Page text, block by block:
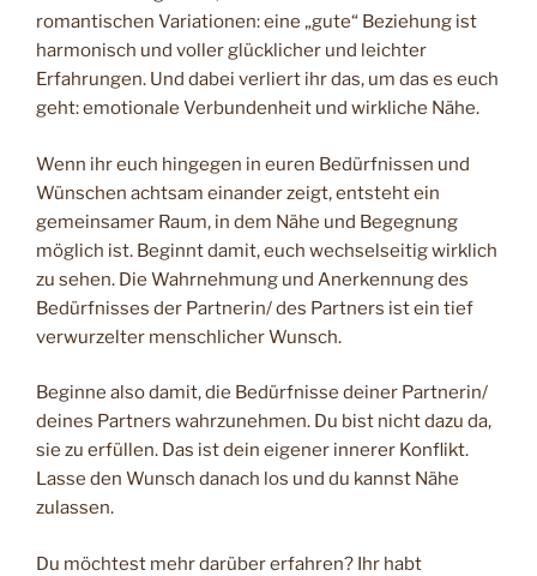
romantischen Variationen: eine „gute“ Beziehung ist
harmonisch und voller glücklicher und leichter
Erfahrungen. Und dabei verliert ihr das, um das es euch
geht: emotionale Verbundenheit und wirkliche Nähe.
Wenn ihr euch hingegen in euren Bedürfnissen und
Wünschen achtsam einander zeigt, entsteht ein
gemeinsamer Raum, in dem Nähe und Begegnung
möglich ist. Beginnt damit, euch wechselseitig wirklich
zu sehen. Die Wahrnehmung und Anerkennung des
Bedürfnisses der Partnerin/ des Partners ist ein tief
verwurzelter menschlicher Wunsch.
Beginne also damit, die Bedürfnisse deiner Partnerin/
deines Partners wahrzunehmen. Du bist nicht dazu da,
sie zu erfüllen. Das ist dein eigener innerer Konflikt.
Lasse den Wunsch danach los und du kannst Nähe
zulassen.
Du möchtest mehr darüber erfahren? Ihr habt